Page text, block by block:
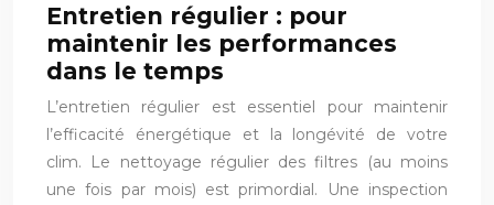
Entretien régulier : pour
maintenir les performances
dans le temps
L’entretien régulier est essentiel pour maintenir
l’efficacité énergétique et la longévité de votre
clim. Le nettoyage régulier des filtres (au moins
une fois par mois) est primordial. Une inspection